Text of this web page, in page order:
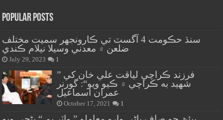
Popular Posts
سنڌ حڪومت 4 آگسٽ تي ڪارونجهر سميت مختلف
ضلعن ۾ معدني وسيلا نيلام ڪندي
July 29, 2023 1
” فرزند ڪراچي لياقت علي خان کي
شهيد به ڪراچي ۾ ڪيو ويو“: گورنر
عمران اسماعيل
October 17, 2021 1